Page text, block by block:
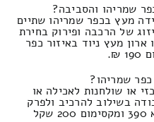
שמריהו והסביבה?
מעץ בכפר שמריהו שתיים
ו-4 פתחים במיזוג של הרכבה ופירוק בחירת
מעץ ניוד באיזור כפר
שמריהו?
או שולחנות לאכילה או
בשילוב להרכיב ולפרק
בכפר שמריהו והסביבה העלות הוא 390 ומקסימום 200 שקל